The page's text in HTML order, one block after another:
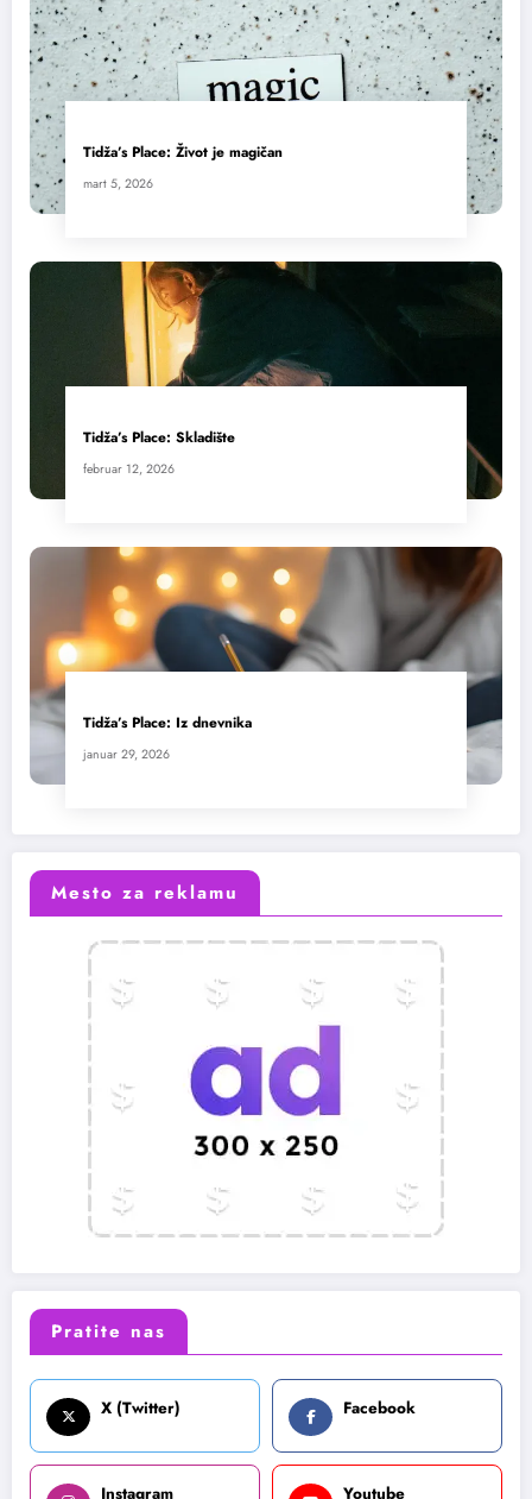
Tidža’s Place: Život je magičan
mart 5, 2026
Tidža’s Place: Skladište
februar 12, 2026
Tidža’s Place: Iz dnevnika
januar 29, 2026
Mesto za reklamu
Pratite nas
X (Twitter) Facebook
Instagram Youtube